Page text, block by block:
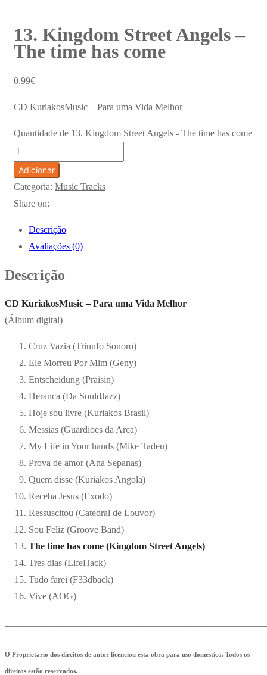
13. Kingdom Street Angels –
The time has come
0.99€
CD KuriakosMusic – Para uma Vida Melhor
Quantidade de 13. Kingdom Street Angels - The time has come
Adicionar
Categoria: Music Tracks
Share on:
Descrição
Avaliações (0)
Descrição
CD KuriakosMusic – Para uma Vida Melhor
(Álbum digital)
Cruz Vazia (Triunfo Sonoro)
Ele Morreu Por Mim (Geny)
Entscheidung (Praisin)
Heranca (Da SouldJazz)
Hoje sou livre (Kuriakos Brasil)
Messias (Guardioes da Arca)
My Life in Your hands (Mike Tadeu)
Prova de amor (Ana Sepanas)
Quem disse (Kuriakos Angola)
Receba Jesus (Exodo)
Ressuscitou (Catedral de Louvor)
Sou Feliz (Groove Band)
The time has come (Kingdom Street Angels)
Tres dias (LifeHack)
Tudo farei (F33dback)
Vive (AOG)
O Proprietário dos direitos de autor licenciou esta obra para uso domestico. Todos os
direitos estão reservados.